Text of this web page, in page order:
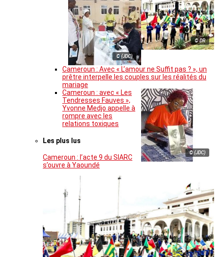
© DR
© (JDC)
Cameroun : Avec « L’amour ne Suffit pas ? », un
prêtre interpelle les couples sur les réalités du
mariage
© (JDC)
Cameroun : avec « Les
Tendresses Fauves »,
Yvonne Medjo appelle à
rompre avec les
relations toxiques
Les plus lus
Cameroun : l’acte 9 du SIARC
s’ouvre à Yaoundé